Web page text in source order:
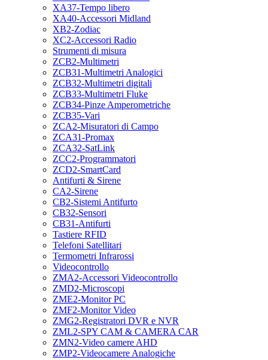
XA37-Tempo libero
XA40-Accessori Midland
XB2-Zodiac
XC2-Accessori Radio
Strumenti di misura
ZCB2-Multimetri
ZCB31-Multimetri Analogici
ZCB32-Multimetri digitali
ZCB33-Multimetri Fluke
ZCB34-Pinze Amperometriche
ZCB35-Vari
ZCA2-Misuratori di Campo
ZCA31-Promax
ZCA32-SatLink
ZCC2-Programmatori
ZCD2-SmartCard
Antifurti & Sirene
CA2-Sirene
CB2-Sistemi Antifurto
CB32-Sensori
CB31-Antifurti
Tastiere RFID
Telefoni Satellitari
Termometri Infrarossi
Videocontrollo
ZMA2-Accessori Videocontrollo
ZMD2-Microscopi
ZME2-Monitor PC
ZMF2-Monitor Video
ZMG2-Registratori DVR e NVR
ZML2-SPY CAM & CAMERA CAR
ZMN2-Video camere AHD
ZMP2-Videocamere Analogiche